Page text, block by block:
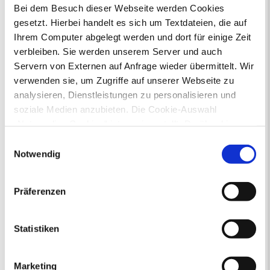
Bei dem Besuch dieser Webseite werden Cookies
gesetzt. Hierbei handelt es sich um Textdateien, die auf
Ihrem Computer abgelegt werden und dort für einige Zeit
verbleiben. Sie werden unserem Server und auch
Servern von Externen auf Anfrage wieder übermittelt. Wir
verwenden sie, um Zugriffe auf unserer Webseite zu
analysieren, Dienstleistungen zu personalisieren und
soziale Medien anzubieten. Die Cookie-Auswahl
Drittländern (USA) mit unzureichendem
Datenschutzniveau verarbeiten. Es besteht die Gefahr,
dass diese zu Kontroll- und Überwachungszwecken von
anderen missbraucht werden, ohne dass Sie sich mit
Arten von Cookies genau gesetzt werden, wie lang sie
gespeichert werden, von wem sie gesetzt wurden und
Notwendig
Präferenzen
Statistiken
Marketing
Sie hier.
Lebenslagen
Neu in Recklinghausen
Heiraten
Geburt
Sterbefall Umzug
Gewerbe
Behinderung
Arbeitslos
Senioren und Pflege
Finanzielle und soziale Notlagen
Flüchtlingshelfer
ein nützlicher Wegweiser für